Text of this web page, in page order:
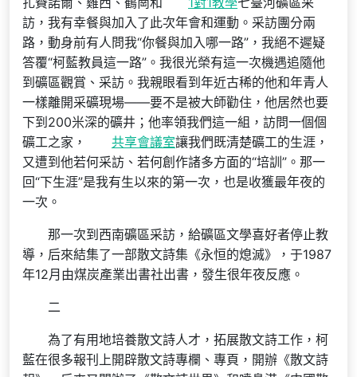
訪，我有幸餐與加入了此次年會和運動。采訪團分兩
路，動身前有人問我“你餐與加入哪一路”，我絕不遲疑
答覆“柯藍教員這一路”。我很光榮有這一次機遇追隨他
到礦區觀賞、采訪。我親眼看到年近古稀的他和年青人
一樣離開采礦現場——要不是被大師勸住，他居然也要
下到200米深的礦井；他率領我們這一組，訪問一個個
礦工之家，
共享會議室讓我們既清楚礦工的生涯，
又遭到他若何采訪、若何創作諸多方面的“培訓”。那一
回“下生涯”是我有生以來的第一次，也是收獲最年夜的
一次。
那一次到西南礦區采訪，給礦區文學喜好者停止教
導，后來結集了一部散文詩集《永恒的熄滅》，于1987
年12月由煤炭產業出書社出書，發生很年夜反應。
二
為了有用地培養散文詩人才，拓展散文詩工作，柯
藍在很多報刊上開辟散文詩專欄、專頁，開辦《散文詩